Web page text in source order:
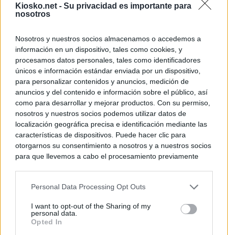
Kiosko.net - Su privacidad es importante para
nosotros
Nosotros y nuestros socios almacenamos o accedemos a
información en un dispositivo, tales como cookies, y
procesamos datos personales, tales como identificadores
únicos e información estándar enviada por un dispositivo,
para personalizar contenidos y anuncios, medición de
anuncios y del contenido e información sobre el público, así
como para desarrollar y mejorar productos. Con su permiso,
nosotros y nuestros socios podemos utilizar datos de
localización geográfica precisa e identificación mediante las
características de dispositivos. Puede hacer clic para
otorgarnos su consentimiento a nosotros y a nuestros socios
para que llevemos a cabo el procesamiento previamente
negar su consentimiento. Tenga en cuenta que algún
de su consentimiento, pero usted tiene el derecho de
rechazar tal procesamiento. Sus preferencias se aplicarán
Personal Data Processing Opt Outs
I want to opt-out of the Sharing of my
personal data.
Opted In